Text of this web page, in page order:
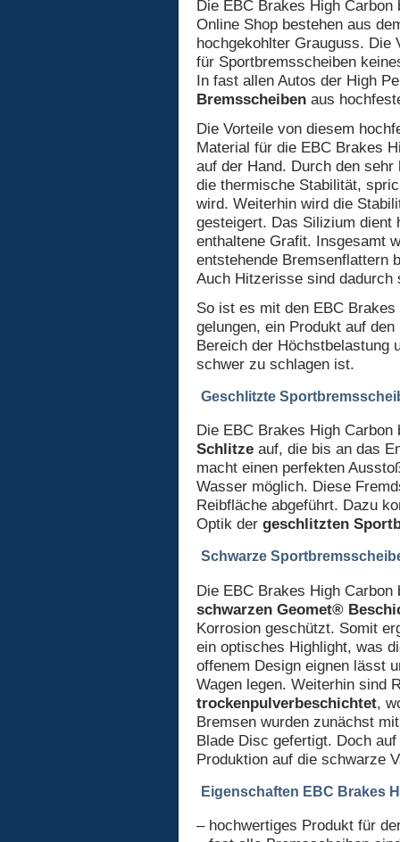
Die EBC Brakes High
Online Shop bestehen aus
hochgekohlter Grauguss. Die
für Sportbremsscheiben
In fast allen Autos der High
Bremsscheiben aus
Die Vorteile von diesem
Material für die EBC Brakes
auf der Hand. Durch den
die thermische Stabilität,
wird. Weiterhin wird die
gesteigert. Das Silizium dient
enthaltene Grafit. Insgesamt
entstehende Bremsenflattern
Auch Hitzerisse sind
So ist es mit den EBC
gelungen, ein Produkt auf
Bereich der Höchstbelastung
schwer zu schlagen ist.
Geschlitzte
Die EBC Brakes High
Schlitze auf, die bis an das
macht einen perfekten
Wasser möglich. Diese
Reibfläche abgeführt. Dazu
Optik der geschlitzten
Schwarze
Die EBC Brakes High
schwarzen Geomet®
Korrosion geschützt. Somit
ein optisches Highlight, was
offenem Design eignen lässt
Wagen legen. Weiterhin sind
trockenpulverbeschichtet,
Bremsen wurden zunächst
Blade Disc gefertigt. Doch
Produktion auf die schwarze
Eigenschaften EBC Brakes
– hochwertiges Produkt für